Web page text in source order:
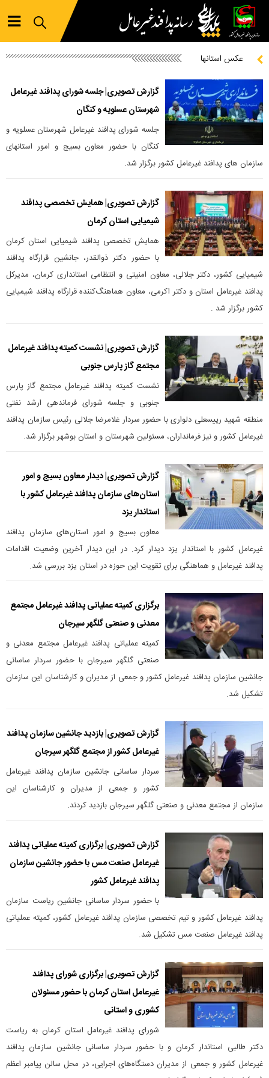
عکس استانها
گزارش تصویری| جلسه شورای پدافند غیرعامل
شهرستان عسلویه و کنگان
جلسه شورای پدافند غیرعامل شهرستان عسلویه و
کنگان با حضور معاون بسیج و امور استانهای
سازمان های پدافند غیرعامل کشور برگزار شد.
گزارش تصویری| همایش تخصصی پدافند
شیمیایی استان کرمان
همایش تخصصی پدافند شیمیایی استان کرمان
با حضور دکتر ذوالقدر، جانشین قرارگاه پدافند
شیمیایی کشور، دکتر جلالی، معاون امنیتی و انتظامی استانداری کرمان، مدیرکل
پدافند غیرعامل استان و دکتر اکرمی، معاون هماهنگ‌کننده قرارگاه پدافند شیمیایی
کشور برگزار شد .
گزارش تصویری| نشست کمیته پدافند غیرعامل
مجتمع گاز پارس جنوبی
نشست کمیته پدافند غیرعامل مجتمع گاز پارس
جنوبی و جلسه شورای فرماندهی ارشد نفتی
منطقه شهید رییسعلی دلواری با حضور سردار غلامرضا جلالی رئیس سازمان پدافند
غیرعامل کشور و نیز فرمانداران، مسئولین شهرستان و استان بوشهر برگزار شد.
گزارش تصویری| دیدار معاون بسیج و امور
استان‌های سازمان پدافند غیرعامل کشور با
استاندار یزد
معاون بسیج و امور استان‌های سازمان پدافند
غیرعامل کشور با استاندار یزد دیدار کرد. در این دیدار آخرین وضعیت اقدامات
پدافند غیرعامل و هماهنگی برای تقویت این حوزه در استان یزد بررسی شد.
برگزاری کمیته عملیاتی پدافند غیرعامل مجتمع
معدنی و صنعتی گلگهر سیرجان
کمیته عملیاتی پدافند غیرعامل مجتمع معدنی و
صنعتی گلگهر سیرجان با حضور سردار ساسانی
جانشین سازمان پدافند غیرعامل کشور و جمعی از مدیران و کارشناسان این سازمان
تشکیل شد.
گزارش تصویری| بازدید جانشین سازمان پدافند
غیرعامل کشور از مجتمع گلگهر سیرجان
سردار ساسانی جانشین سازمان پدافند غیرعامل
کشور و جمعی از مدیران و کارشناسان این
سازمان از مجتمع معدنی و صنعتی گلگهر سیرجان بازدید کردند.
گزارش تصویری| برگزاری کمیته عملیاتی پدافند
غیرعامل صنعت مس با حضور جانشین سازمان
پدافند غیرعامل کشور
با حضور سردار ساسانی جانشین ریاست سازمان
پدافند غیرعامل کشور و تیم تخصصی سازمان پدافند غیرعامل کشور، کمیته عملیاتی
پدافند غیرعامل صنعت مس تشکیل شد.
گزارش تصویری| برگزاری شورای پدافند
غیرعامل استان کرمان با حضور مسئولان
کشوری و استانی
شورای پدافند غیرعامل استان کرمان به ریاست
دکتر طالبی استاندار کرمان و با حضور سردار ساسانی جانشین سازمان پدافند
غیرعامل کشور و جمعی از مدیران دستگاه‌های اجرایی، در محل سالن پیامبر اعظم